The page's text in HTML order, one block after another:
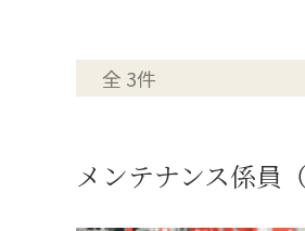
全 3件
メンテナンス係員